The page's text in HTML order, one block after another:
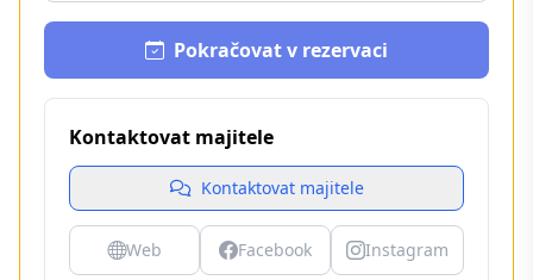
Pokračovat v rezervaci
Kontaktovat majitele
Kontaktovat majitele
Web Facebook Instagram